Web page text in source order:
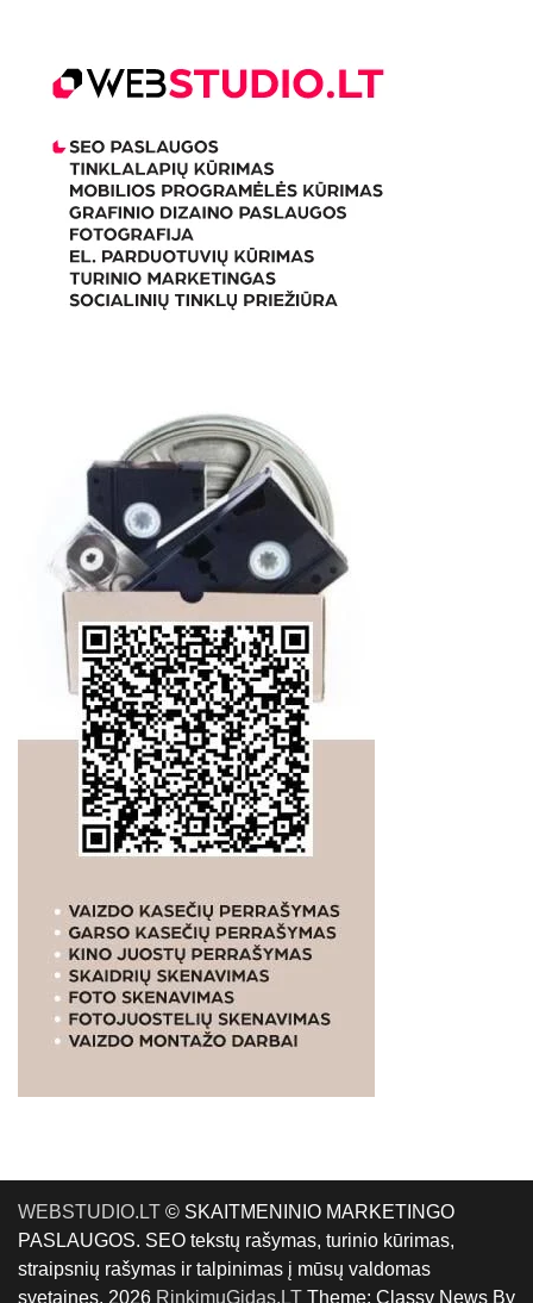
WEBSTUDIO.LT © SKAITMENINIO MARKETINGO
PASLAUGOS. SEO tekstų rašymas, turinio kūrimas,
straipsnių rašymas ir talpinimas į mūsų valdomas
svetaines. 2026 RinkimųGidas.LT Theme: Classy News By